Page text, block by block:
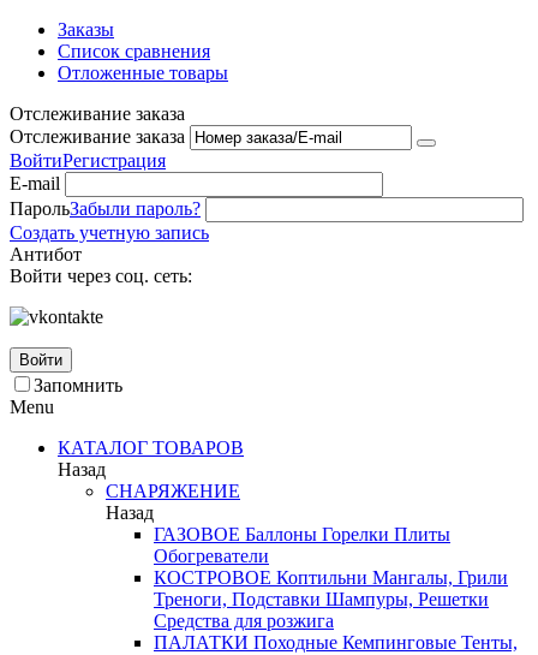
Заказы
Список сравнения
Отложенные товары
Отслеживание заказа
Отслеживание заказа
ВойтиРегистрация
E-mail
ПарольЗабыли пароль?
Создать учетную запись
Антибот
Войти через соц. сеть:
Войти
Запомнить
Menu
КАТАЛОГ ТОВАРОВ
Назад
СНАРЯЖЕНИЕ
Назад
ГАЗОВОЕ Баллоны Горелки Плиты
Обогреватели
КОСТРОВОЕ Коптильни Мангалы, Грили
Треноги, Подставки Шампуры, Решетки
Средства для розжига
ПАЛАТКИ Походные Кемпинговые Тенты,